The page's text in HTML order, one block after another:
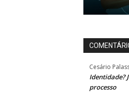
Cesário
Identidade?
processo